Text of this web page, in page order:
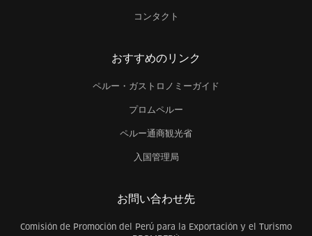
コンタクト
おすすめのリンク
ペルー・ガストロノミーガイド
プロムペルー
ペルー通商観光省
入国管理局
お問い合わせ先
Comisión de Promoción del Perú para la Exportación y el Turismo